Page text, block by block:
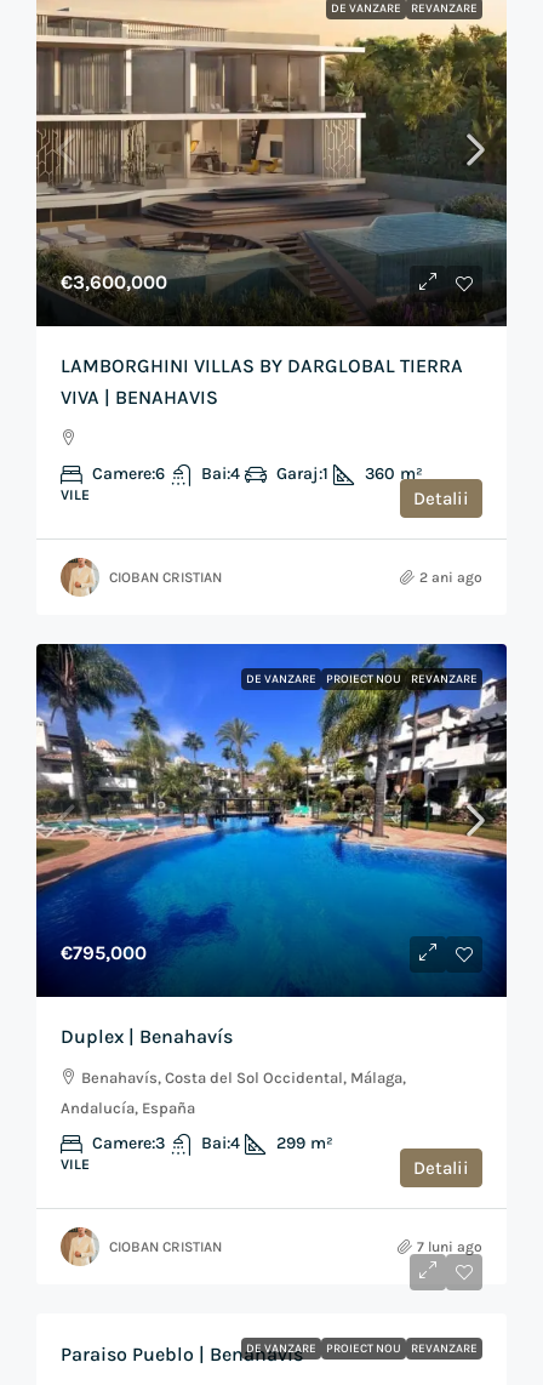
DE VANZARE REVANZARE
€3,600,000
LAMBORGHINI VILLAS BY DARGLOBAL TIERRA
VIVA | BENAHAVIS
Camere:6 Bai:4 Garaj:1 360 m²
VILE Detalii
CIOBAN CRISTIAN 2 ani ago
DE VANZARE PROIECT NOU REVANZARE
€795,000
Duplex | Benahavís
Benahavís, Costa del Sol Occidental, Málaga,
Andalucía, España
Camere:3 Bai:4 299 m²
VILE Detalii
CIOBAN CRISTIAN 7 luni ago
DE VANZARE PROIECT NOU REVANZARE
de la
Paraiso Pueblo | Benahavis